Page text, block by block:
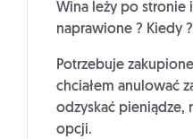
Wina leży po stronie
naprawione ? Kiedy ?
Potrzebuje
chciałem anulować
odzyskać pieniądze,
opcji.